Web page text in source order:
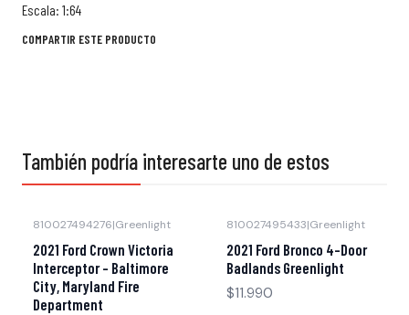
Escala: 1:64
COMPARTIR ESTE PRODUCTO
También podría interesarte uno de estos
810027494276|Greenlight
2021 Ford Crown Victoria
Interceptor - Baltimore
City, Maryland Fire
Department
810027495433|Greenlight
2021 Ford Bronco 4-Door
Badlands Greenlight
$11.990